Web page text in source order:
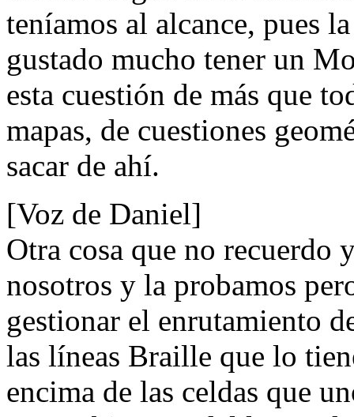
teníamos al alcance, pues
gustado mucho tener un
esta cuestión de más que
mapas, de cuestiones
sacar de ahí.
[Voz de Daniel]
Otra cosa que no recuerdo
nosotros y la probamos
gestionar el enrutamiento
las líneas Braille que lo
encima de las celdas que